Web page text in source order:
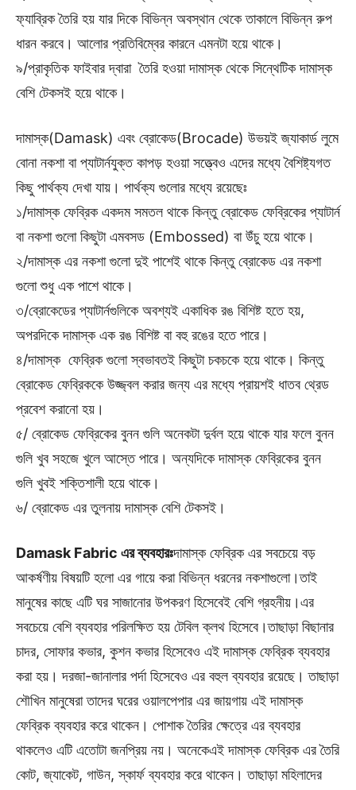
ফ্যাব্রিক তৈরি হয় যার দিকে বিভিন্ন অবস্থান থেকে তাকালে বিভিন্ন রুপ
ধারন করবে। আলোর প্রতিবিম্বের কারনে এমনটা হয়ে থাকে।
৯/প্রাকৃতিক ফাইবার দ্বারা তৈরি হওয়া দামাস্ক থেকে সিন্থেটিক দামাস্ক
বেশি টেকসই হয়ে থাকে।
দামাস্ক(Damask) এবং ব্রোকেড(Brocade) উভয়ই জ্যাকার্ড লুমে
বোনা নকশা বা প্যাটার্নযুক্ত কাপড় হওয়া সত্ত্বেও এদের মধ্যে বৈশিষ্ট্যগত
কিছু পার্থক্য দেখা যায়। পার্থক্য গুলোর মধ্যে রয়েছেঃ
১/দামাস্ক ফেব্রিক একদম সমতল থাকে কিন্তু ব্রোকেড ফেব্রিকের প্যাটার্ন
বা নকশা গুলো কিছুটা এমবসড (Embossed) বা উঁচু হয়ে থাকে।
২/দামাস্ক এর নকশা গুলো দুই পাশেই থাকে কিন্তু ব্রোকেড এর নকশা
গুলো শুধু এক পাশে থাকে।
৩/ব্রোকেডের প্যাটার্নগুলিকে অবশ্যই একাধিক রঙ বিশিষ্ট হতে হয়,
অপরদিকে দামাস্ক এক রঙ বিশিষ্ট বা বহু রঙের হতে পারে।
৪/দামাস্ক ফেব্রিক গুলো স্বভাবতই কিছুটা চকচকে হয়ে থাকে। কিন্তু
ব্রোকেড ফেব্রিককে উজ্জ্বল করার জন্য এর মধ্যে প্রায়শই ধাতব থ্রেড
প্রবেশ করানো হয়।
৫/ ব্রোকেড ফেব্রিকের বুনন গুলি অনেকটা দুর্বল হয়ে থাকে যার ফলে বুনন
গুলি খুব সহজে খুলে আস্তে পারে। অন্যদিকে দামাস্ক ফেব্রিকের বুনন
গুলি খুবই শক্তিশালী হয়ে থাকে।
৬/ ব্রোকেড এর তুলনায় দামাস্ক বেশি টেকসই।
Damask Fabric এর ব্যবহারঃদামাস্ক ফেব্রিক এর সবচেয়ে বড়
আকর্ষণীয় বিষয়টি হলো এর গায়ে করা বিভিন্ন ধরনের নকশাগুলো।তাই
মানুষের কাছে এটি ঘর সাজানোর উপকরণ হিসেবেই বেশি গ্রহনীয়।এর
সবচেয়ে বেশি ব্যবহার পরিলক্ষিত হয় টেবিল ক্লথ হিসেবে।তাছাড়া বিছানার
চাদর, সোফার কভার, কুশন কভার হিসেবেও এই দামাস্ক ফেব্রিক ব্যবহার
করা হয়। দরজা-জানালার পর্দা হিসেবেও এর বহুল ব্যবহার রয়েছে। তাছাড়া
শৌখিন মানুষেরা তাদের ঘরের ওয়ালপেপার এর জায়গায় এই দামাস্ক
ফেব্রিক ব্যবহার করে থাকেন। পোশাক তৈরির ক্ষেত্রে এর ব্যবহার
থাকলেও এটি এতোটা জনপ্রিয় নয়। অনেকেএই দামাস্ক ফেব্রিক এর তৈরি
কোট, জ্যাকেট, গাউন, স্কার্ফ ব্যবহার করে থাকেন। তাছাড়া মহিলাদের